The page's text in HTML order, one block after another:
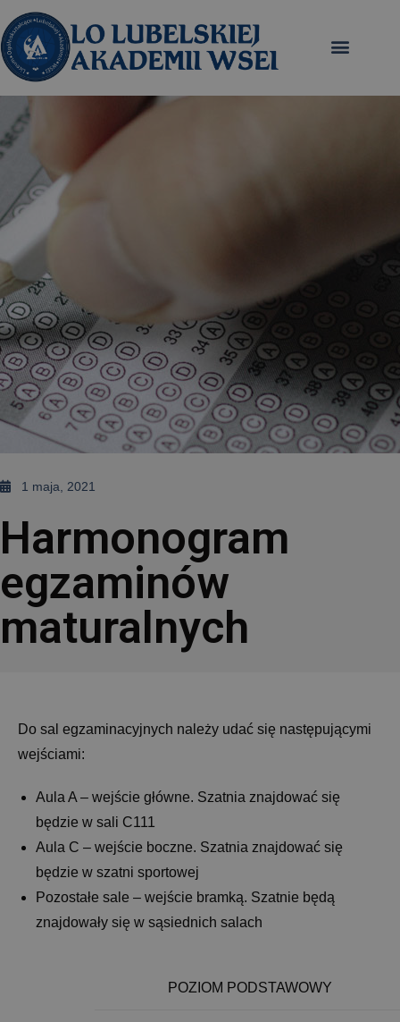
1 maja, 2021
Harmonogram
egzaminów
maturalnych
Do sal egzaminacyjnych należy udać się następującymi
wejściami:
Aula A – wejście główne. Szatnia znajdować się
będzie w sali C111
Aula C – wejście boczne. Szatnia znajdować się
będzie w szatni sportowej
Pozostałe sale – wejście bramką. Szatnie będą
znajdowały się w sąsiednich salach
POZIOM PODSTAWOWY